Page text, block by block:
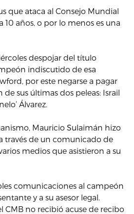
que ataca al Consejo Mundial
10 años, o por lo menos es una
despojar del título
indiscutido de esa
por este negarse a pagar
de sus últimas dos peleas: Israil
Álvarez.
Mauricio Sulaimán hizo
través de un comunicado de
medios que asistieron a su
comunicaciones al campeón
y a su asesor legal.
CMB no recibió acuse de recibo